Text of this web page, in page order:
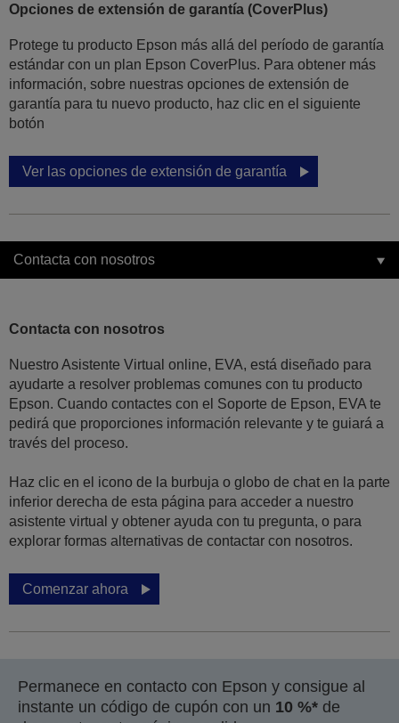
Opciones de extensión de garantía (CoverPlus)
Protege tu producto Epson más allá del período de garantía
estándar con un plan Epson CoverPlus. Para obtener más
información, sobre nuestras opciones de extensión de
garantía para tu nuevo producto, haz clic en el siguiente
botón
Ver las opciones de extensión de garantía
Contacta con nosotros
Contacta con nosotros
Nuestro Asistente Virtual online, EVA, está diseñado para
ayudarte a resolver problemas comunes con tu producto
Epson. Cuando contactes con el Soporte de Epson, EVA te
pedirá que proporciones información relevante y te guiará a
través del proceso.
Haz clic en el icono de la burbuja o globo de chat en la parte
inferior derecha de esta página para acceder a nuestro
asistente virtual y obtener ayuda con tu pregunta, o para
explorar formas alternativas de contactar con nosotros.
Comenzar ahora
Permanece en contacto con Epson y consigue al
instante un código de cupón con un 10 %* de